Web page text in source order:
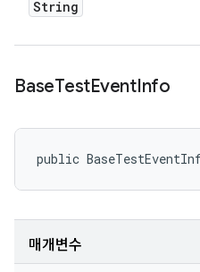
String
BaseTestEventInfo
public
매개변수